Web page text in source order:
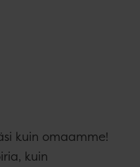
kuin omaamme!
kuin